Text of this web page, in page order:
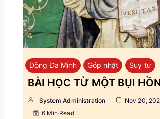
Dòng Đa Minh Góp nhặt Suy tư
BÀI HỌC TỪ MỘT BỤI
System Administration
Nov 20,
6 Min Read